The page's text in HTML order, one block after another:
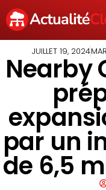
JUILLET 19, 2024
Nearby
par un
de 6,5